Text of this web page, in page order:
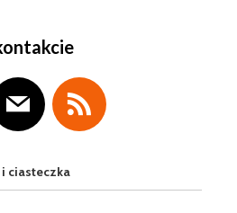
ciasteczka